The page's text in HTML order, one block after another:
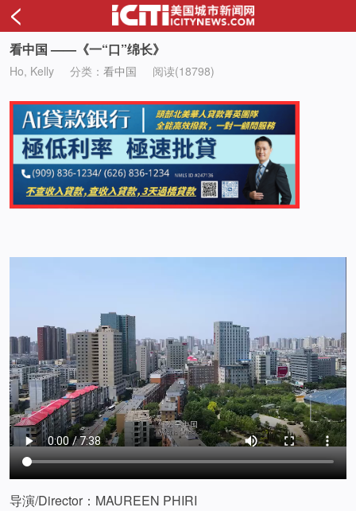
<
看中国 ——《一“口”绵长》
Ho, Kelly 分类： 看中国 阅读(18798)
导演/Director：MAUREEN PHIRI